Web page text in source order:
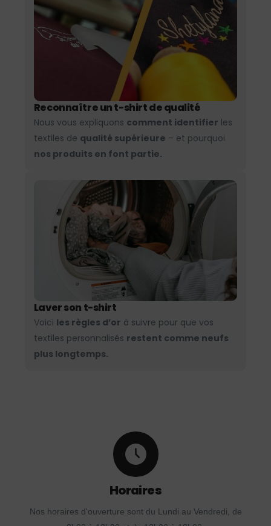
Reconnaître un t-shirt de qualité
Nous vous expliquons comment identifier les
textiles de qualité supérieure – et pourquoi
nos produits en font partie.
Laver son t-shirt
Voici les règles d’or à suivre pour que vos
textiles personnalisés restent comme neufs
plus longtemps.
Horaires
Nos horaires d'ouverture sont du Lundi au Vendredi, de